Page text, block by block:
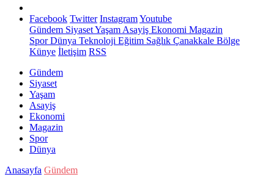
Facebook Twitter InstagramYoutube
Gündem SiyasetYaşam Asayiş Ekonomi Magazin
SporDünya Teknoloji Eğitim Sağlık Çanakkale Bölge
Künye İletişim RSS
Gündem
Siyaset
Yaşam
Asayiş
Ekonomi
Magazin
Spor
Dünya
Anasayfa Gündem